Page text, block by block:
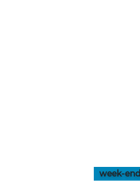
week-end